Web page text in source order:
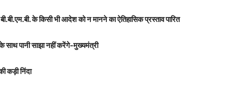
के किसी भी आदेश को न मानने का ऐतिहासिक प्रस्ताव पारित
पानी साझा नहीं करेंगे-मुख्यमंत्री
कड़ी निंदा